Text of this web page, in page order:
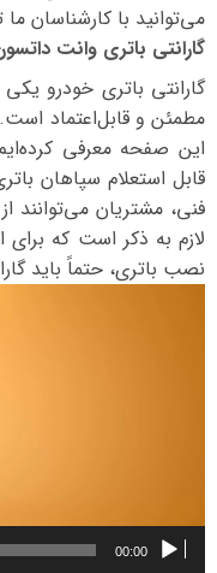
می‌توانید با کارشناسان
گارانتی باتری وانت
گارانتی باتری خودرو
مطمئن و قابل‌اعتماد
این صفحه معرفی
قابل استعلام سپاهان
فنی، مشتریان می‌توانند
لازم به ذکر است که
نصب باتری، حتماً باید
00:00